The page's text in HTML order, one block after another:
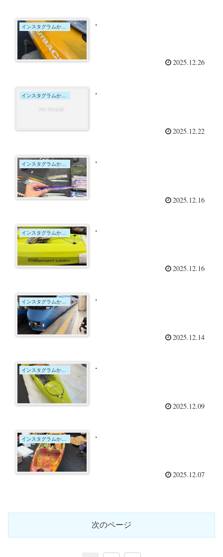
インスタグラムからの投稿 .
2025.12.26
インスタグラムからの投稿 .
2025.12.22
インスタグラムからの投稿 .
2025.12.16
インスタグラムからの投稿 .
2025.12.16
インスタグラムからの投稿 .
2025.12.14
インスタグラムからの投稿 .
2025.12.09
インスタグラムからの投稿 .
2025.12.07
次のページ